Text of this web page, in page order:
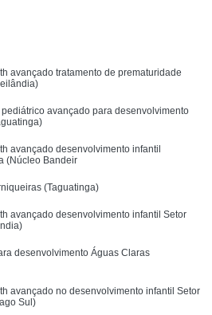
avançado tratamento de prematuridade
avançado para desenvolvimento
avançado desenvolvimento infantil
(Núcleo Bandeir
(Taguatinga)
avançado desenvolvimento infantil Setor
desenvolvimento Águas Claras
avançado no desenvolvimento infantil Setor
Sul)